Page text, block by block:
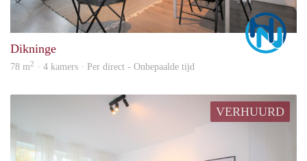
Dikninge
78 m2 · 4 kamers · Per direct - Onbepaalde tijd
VERHUURD